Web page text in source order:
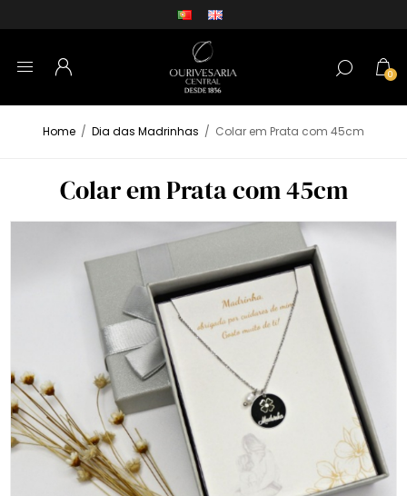
0
Home / Dia das Madrinhas / Colar em Prata com 45cm
Colar em Prata com 45cm